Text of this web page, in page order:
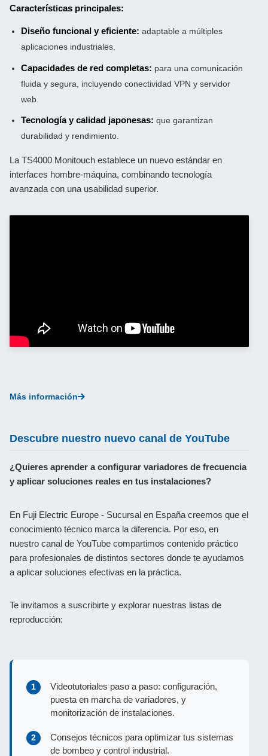
Características principales:
Diseño funcional y eficiente: adaptable a múltiples
aplicaciones industriales.
Capacidades de red completas: para una comunicación
fluida y segura, incluyendo conectividad VPN y servidor
web.
Tecnología y calidad japonesas: que garantizan
durabilidad y rendimiento.
La TS4000 Monitouch establece un nuevo estándar en
interfaces hombre-máquina, combinando tecnología
avanzada con una usabilidad superior.
Más información
Descubre nuestro nuevo canal de YouTube
¿Quieres aprender a configurar variadores de frecuencia
y aplicar soluciones reales en tus instalaciones?
En Fuji Electric Europe - Sucursal en España creemos que el
conocimiento técnico marca la diferencia. Por eso, en
nuestro canal de YouTube compartimos contenido práctico
para profesionales de distintos sectores donde te ayudamos
a aplicar soluciones efectivas en la práctica.
Te invitamos a suscribirte y explorar nuestras listas de
reproducción:
Videotutoriales paso a paso: configuración,
puesta en marcha de variadores, y
monitorización de instalaciones.
Consejos técnicos para optimizar tus sistemas
de bombeo y control industrial.